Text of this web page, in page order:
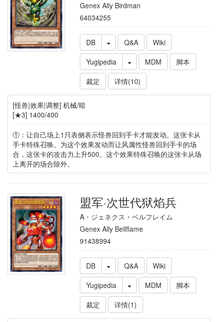
Genex Ally Birdman
64034255
DB Q&A
Wiki
Yugipedia
MDM
脚本
裁定
详情(10)
[怪兽|效果|调整] 机械/暗
[★3] 1400/400
①：让自己场上1只表侧表示怪兽回到手卡才能发动。这张卡从
手卡特殊召唤。为这个效果发动而让风属性怪兽回到手卡的场
合，这张卡的攻击力上升500。这个效果特殊召唤的这张卡从场
上离开的场合除外。
盟军·次世代狱焰兵
A・ジェネクス・ベルフレイム
Genex Ally Bellflame
91438994
DB Q&A
Wiki
Yugipedia
MDM
脚本
裁定
详情(1)